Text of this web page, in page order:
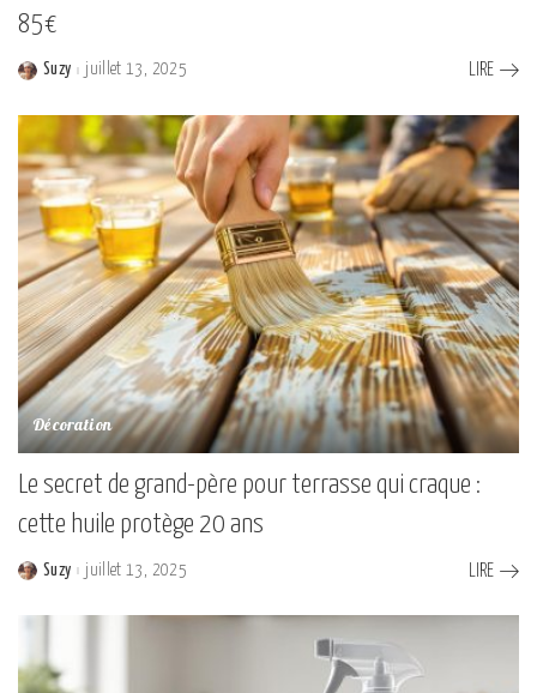
85€
Posted
Suzy juillet 13, 2025 LIRE
Décoration
Le secret de grand-père pour terrasse qui craque :
cette huile protège 20 ans
Posted
Suzy juillet 13, 2025 LIRE